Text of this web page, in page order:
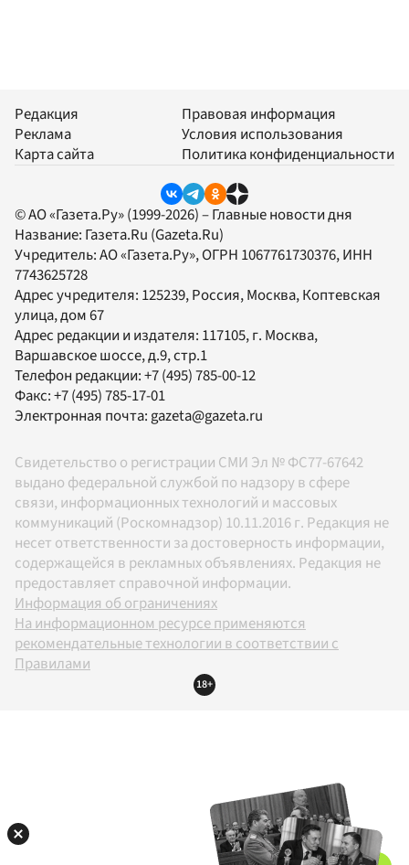
Редакция
Реклама
Карта сайта
Правовая информация
Условия использования
Политика конфиденциальности
© АО «Газета.Ру» (1999-2026) – Главные новости дня
Название: Газета.Ru (Gazeta.Ru)
Учредитель:АО «Газета.Ру», ОГРН 1067761730376, ИНН
7743625728
Адрес учредителя: 125239, Россия, Москва, Коптевская
улица, дом 67
Адрес редакции и издателя: 117105, г. Москва,
Варшавское шоссе, д.9, стр.1
Телефон редакции:+7 (495) 785-00-12
Факс:+7 (495) 785-17-01
Электронная почта:gazeta@gazeta.ru
Свидетельство о регистрации СМИ Эл № ФС77-67642
выдано федеральной службой по надзору в сфере
связи, информационных технологий и массовых
коммуникаций (Роскомнадзор) 10.11.2016 г. Редакция не
несет ответственности за достоверность информации,
содержащейся в рекламных объявлениях. Редакция не
предоставляет справочной информации.
Информация об ограничениях
На информационном ресурсе применяются
рекомендательные технологии в соответствии с
Правилами
18+